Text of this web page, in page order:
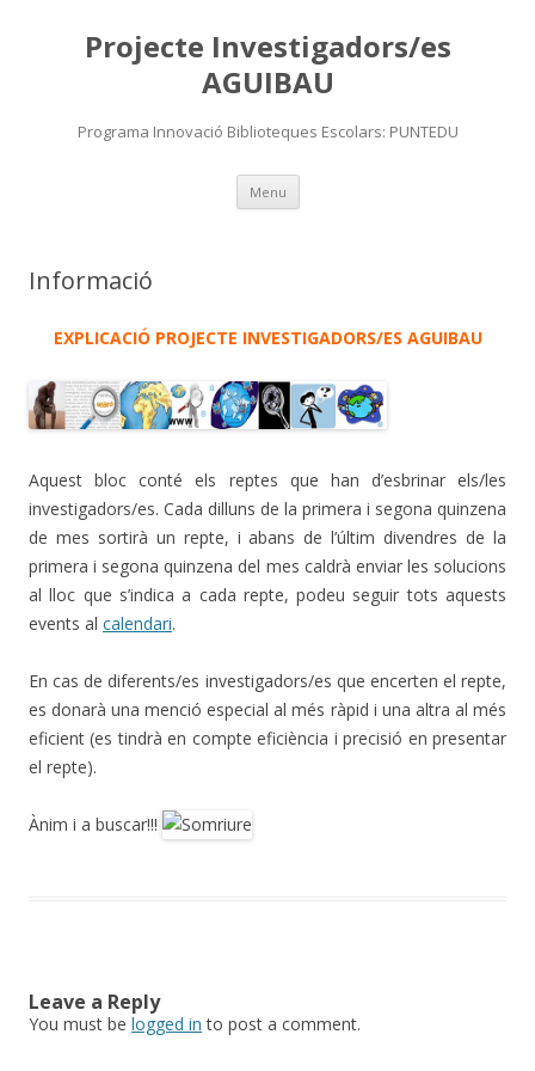
Projecte Investigadors/es
AGUIBAU
Programa Innovació Biblioteques Escolars: PUNTEDU
Menu Skip
content
Informació
EXPLICACIÓ PROJECTE INVESTIGADORS/ES AGUIBAU
Aquest bloc conté els reptes que han d’esbrinar els/les
investigadors/es. Cada dilluns de la primera i segona quinzena
de mes sortirà un repte, i abans de l’últim divendres de la
primera i segona quinzena del mes caldrà enviar les solucions
al lloc que s’indica a cada repte, podeu seguir tots aquests
events al calendari.
En cas de diferents/es investigadors/es que encerten el repte,
es donarà una menció especial al més ràpid i una altra al més
eficient (es tindrà en compte eficiència i precisió en presentar
el repte).
Ànim i a buscar!!!
Leave a Reply
You must be logged in to post a comment.